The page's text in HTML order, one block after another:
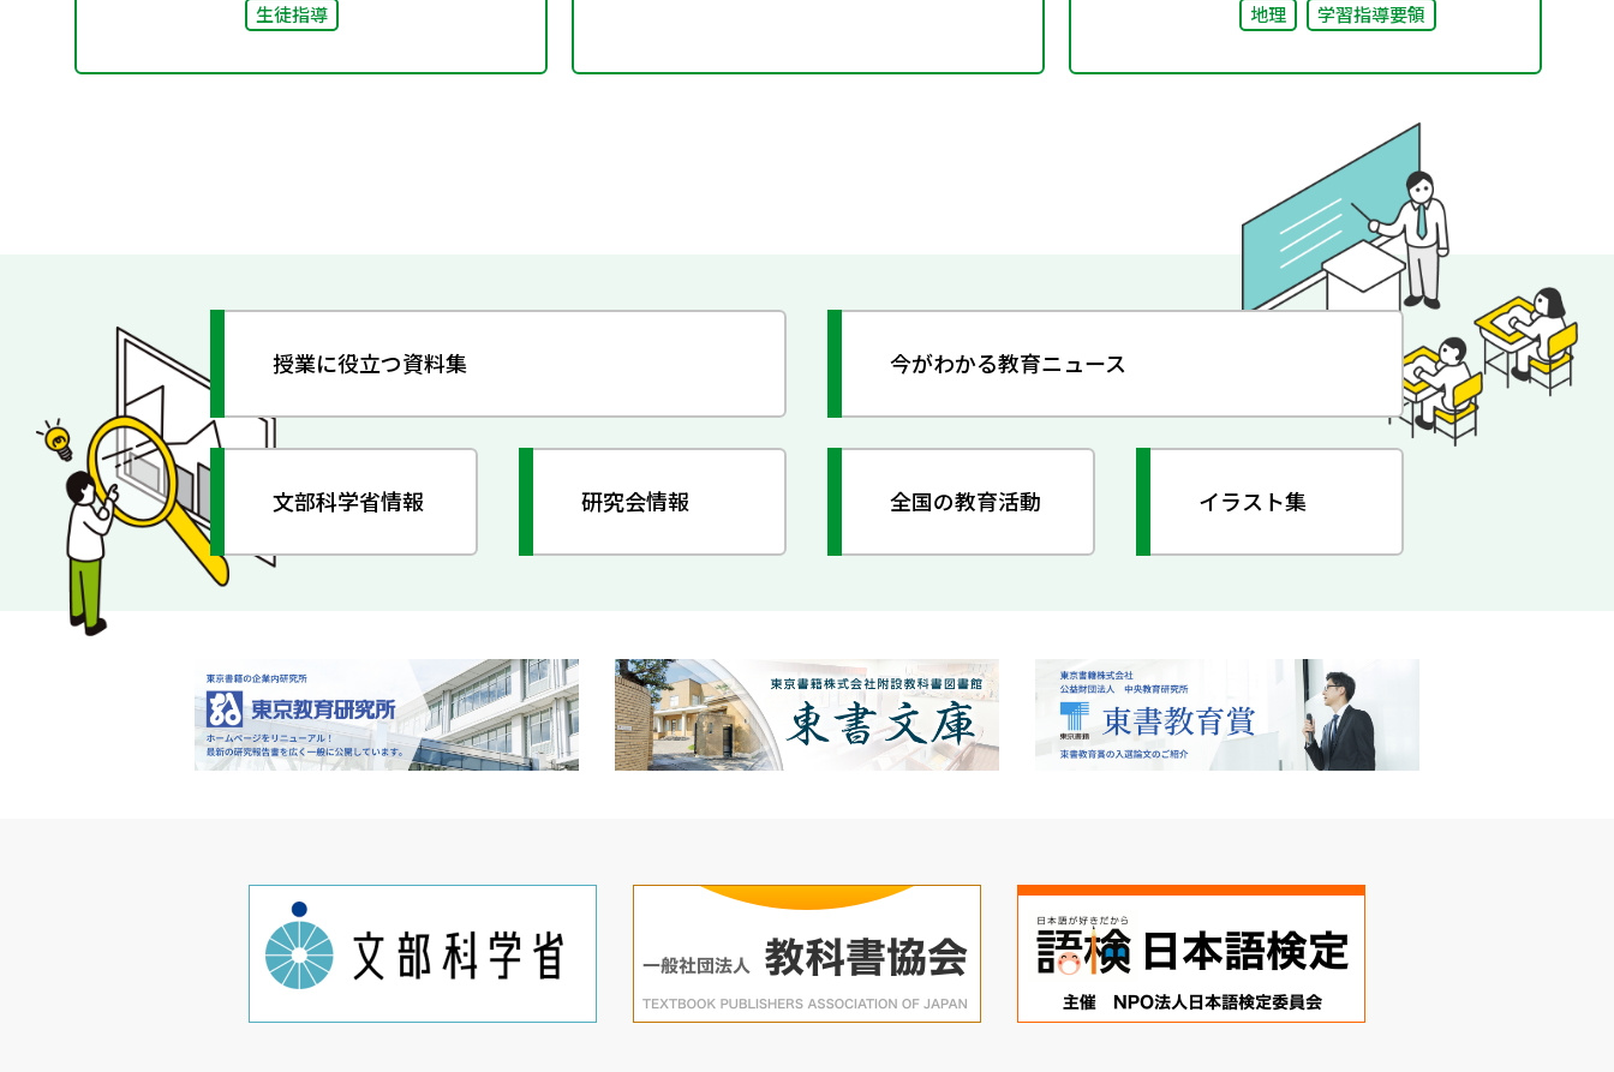
生徒指導
地理
学習指導要領
授業に役立つ資料集 今がわかる教育ニュース
文部科学省情報 研究会情報 全国の教育活動 イラスト集